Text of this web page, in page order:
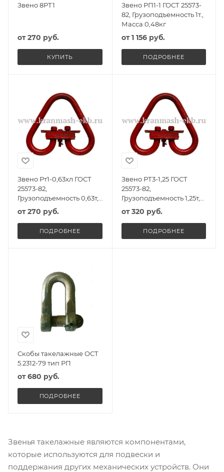
Звено 8РТ1
от270 руб.
КУПИТЬ
Звено РП1-1 ГОСТ 25573-
82, Грузоподъемность 1т.,
Масса 0,48кг
от1 156 руб.
ПОДРОБНЕЕ
Звено Рт1-0,63хл ГОСТ
25573-82,
Грузоподъемность 0,63т,
Масса 1,00кг
от270 руб.
ПОДРОБНЕЕ
Звено РТ3-1,25 ГОСТ
25573-82,
Грузоподъемность 1,25т,
Масса 0,95кг
от320 руб.
ПОДРОБНЕЕ
Скобы такелажные ОСТ
5.2312-79 тип РП
от680 руб.
ПОДРОБНЕЕ
Звенья такелажные являются компонентами,
которые используются для подвески и
поддержания других механических устройств. Они